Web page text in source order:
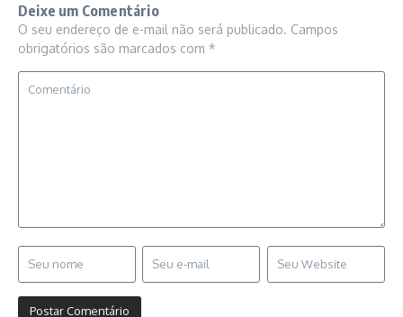
Deixe um Comentário
O seu endereço de e-mail não será publicado. Campos
obrigatórios são marcados com *